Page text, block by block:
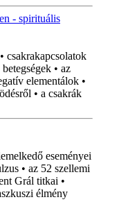
- spirituális
csakrakapcsolatok
• az
elementálok •
• a csakrák
eseményei
• az 52 szellemi
Grál titkai •
élmény